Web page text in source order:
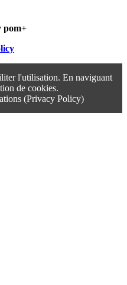
pom+
l'utilisation. En naviguant
de cookies.
(Privacy Policy)